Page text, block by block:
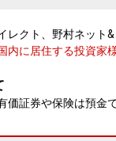
レクト、野村ネット
内に居住する投資家
価証券や保険は預金